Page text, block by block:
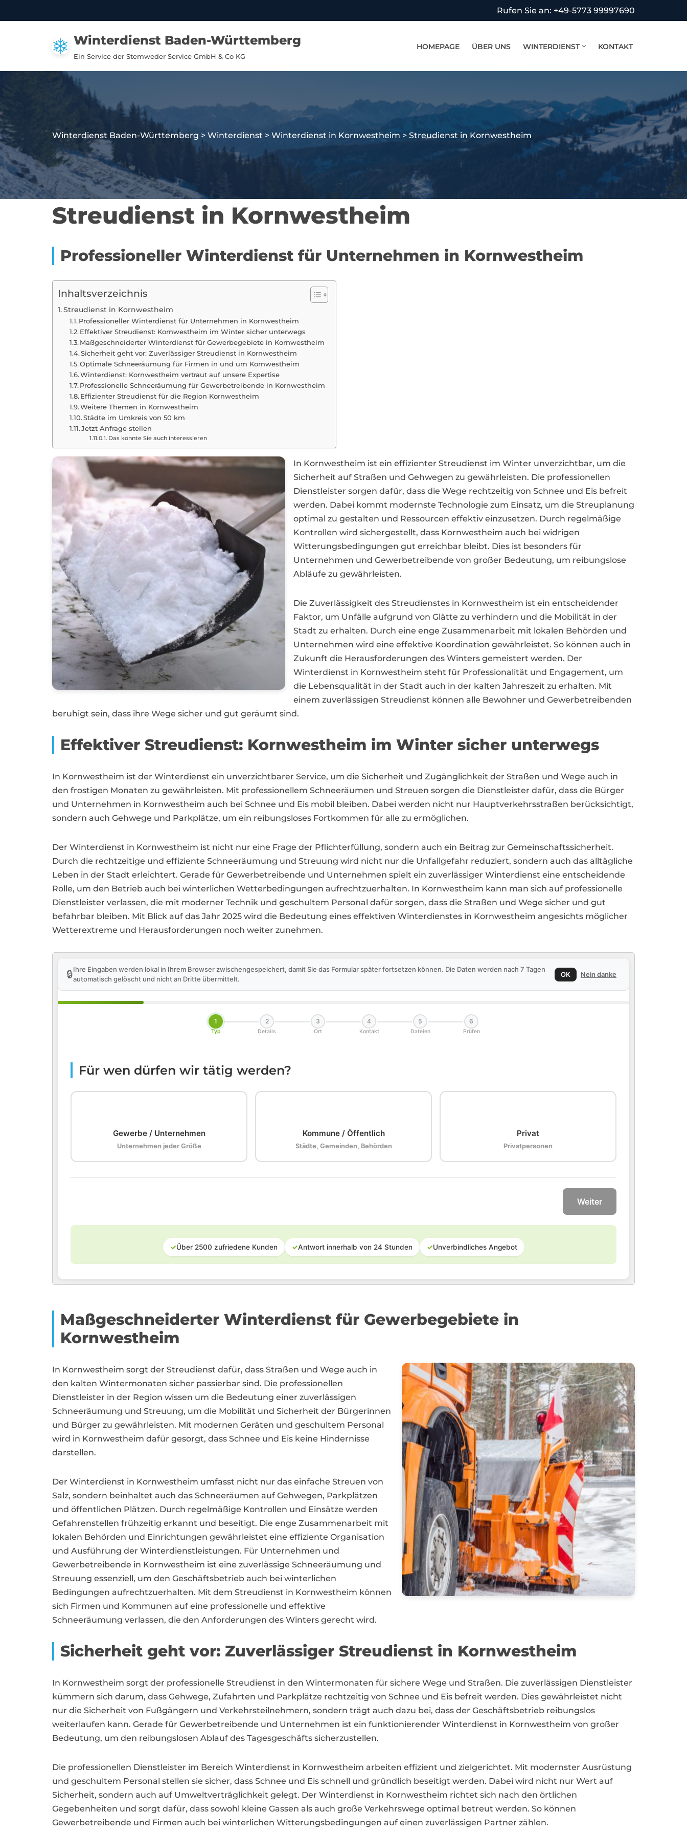
Rufen Sie an: +49-5773 99997690
Winterdienst Baden-Württemberg
Ein Service der Stemweder Service GmbH & Co KG
HOMEPAGE ÜBER UNS WINTERDIENST KONTAKT
Winterdienst Baden-Württemberg > Winterdienst > Winterdienst in Kornwestheim > Streudienst in Kornwestheim
Streudienst in Kornwestheim
Professioneller Winterdienst für Unternehmen in Kornwestheim
Inhaltsverzeichnis
Streudienst in Kornwestheim
Professioneller Winterdienst für Unternehmen in Kornwestheim
Effektiver Streudienst: Kornwestheim im Winter sicher unterwegs
Maßgeschneiderter Winterdienst für Gewerbegebiete in Kornwestheim
Sicherheit geht vor: Zuverlässiger Streudienst in Kornwestheim
Optimale Schneeräumung für Firmen in und um Kornwestheim
Winterdienst: Kornwestheim vertraut auf unsere Expertise
Professionelle Schneeräumung für Gewerbetreibende in Kornwestheim
Effizienter Streudienst für die Region Kornwestheim
Weitere Themen in Kornwestheim
Städte im Umkreis von 50 km
Jetzt Anfrage stellen
Das könnte Sie auch interessieren
In Kornwestheim ist ein effizienter Streudienst im Winter unverzichtbar, um die
Sicherheit auf Straßen und Gehwegen zu gewährleisten. Die professionellen
Dienstleister sorgen dafür, dass die Wege rechtzeitig von Schnee und Eis befreit
werden. Dabei kommt modernste Technologie zum Einsatz, um die Streuplanung
optimal zu gestalten und Ressourcen effektiv einzusetzen. Durch regelmäßige
Kontrollen wird sichergestellt, dass Kornwestheim auch bei widrigen
Witterungsbedingungen gut erreichbar bleibt. Dies ist besonders für
Unternehmen und Gewerbetreibende von großer Bedeutung, um reibungslose
Abläufe zu gewährleisten.
Die Zuverlässigkeit des Streudienstes in Kornwestheim ist ein entscheidender
Faktor, um Unfälle aufgrund von Glätte zu verhindern und die Mobilität in der
Stadt zu erhalten. Durch eine enge Zusammenarbeit mit lokalen Behörden und
Unternehmen wird eine effektive Koordination gewährleistet. So können auch in
Zukunft die Herausforderungen des Winters gemeistert werden. Der
Winterdienst in Kornwestheim steht für Professionalität und Engagement, um
die Lebensqualität in der Stadt auch in der kalten Jahreszeit zu erhalten. Mit
einem zuverlässigen Streudienst können alle Bewohner und Gewerbetreibenden
beruhigt sein, dass ihre Wege sicher und gut geräumt sind.
Effektiver Streudienst: Kornwestheim im Winter sicher unterwegs
In Kornwestheim ist der Winterdienst ein unverzichtbarer Service, um die Sicherheit und Zugänglichkeit der Straßen und Wege auch in
den frostigen Monaten zu gewährleisten. Mit professionellem Schneeräumen und Streuen sorgen die Dienstleister dafür, dass die Bürger
und Unternehmen in Kornwestheim auch bei Schnee und Eis mobil bleiben. Dabei werden nicht nur Hauptverkehrsstraßen berücksichtigt,
sondern auch Gehwege und Parkplätze, um ein reibungsloses Fortkommen für alle zu ermöglichen.
Der Winterdienst in Kornwestheim ist nicht nur eine Frage der Pflichterfüllung, sondern auch ein Beitrag zur Gemeinschaftssicherheit.
Durch die rechtzeitige und effiziente Schneeräumung und Streuung wird nicht nur die Unfallgefahr reduziert, sondern auch das alltägliche
Leben in der Stadt erleichtert. Gerade für Gewerbetreibende und Unternehmen spielt ein zuverlässiger Winterdienst eine entscheidende
Rolle, um den Betrieb auch bei winterlichen Wetterbedingungen aufrechtzuerhalten. In Kornwestheim kann man sich auf professionelle
Dienstleister verlassen, die mit moderner Technik und geschultem Personal dafür sorgen, dass die Straßen und Wege sicher und gut
befahrbar bleiben. Mit Blick auf das Jahr 2025 wird die Bedeutung eines effektiven Winterdienstes in Kornwestheim angesichts möglicher
Wetterextreme und Herausforderungen noch weiter zunehmen.
🔒Ihre Eingaben werden lokal in Ihrem Browser zwischengespeichert, damit Sie das Formular später fortsetzen können. Die Daten werden nach 7 Tagen
automatisch gelöscht und nicht an Dritte übermittelt.
OK Nein danke
1
Typ
2
Details
3
Ort
4
Kontakt
5
Dateien
6
Prüfen
Für wen dürfen wir tätig werden?
Gewerbe / Unternehmen
Unternehmen jeder Größe
Kommune / Öffentlich
Städte, Gemeinden, Behörden
Privat
Privatpersonen
Weiter
✓Über 2500 zufriedene Kunden ✓Antwort innerhalb von 24 Stunden ✓Unverbindliches Angebot
Maßgeschneiderter Winterdienst für Gewerbegebiete in
Kornwestheim
In Kornwestheim sorgt der Streudienst dafür, dass Straßen und Wege auch in
den kalten Wintermonaten sicher passierbar sind. Die professionellen
Dienstleister in der Region wissen um die Bedeutung einer zuverlässigen
Schneeräumung und Streuung, um die Mobilität und Sicherheit der Bürgerinnen
und Bürger zu gewährleisten. Mit modernen Geräten und geschultem Personal
wird in Kornwestheim dafür gesorgt, dass Schnee und Eis keine Hindernisse
darstellen.
Der Winterdienst in Kornwestheim umfasst nicht nur das einfache Streuen von
Salz, sondern beinhaltet auch das Schneeräumen auf Gehwegen, Parkplätzen
und öffentlichen Plätzen. Durch regelmäßige Kontrollen und Einsätze werden
Gefahrenstellen frühzeitig erkannt und beseitigt. Die enge Zusammenarbeit mit
lokalen Behörden und Einrichtungen gewährleistet eine effiziente Organisation
und Ausführung der Winterdienstleistungen. Für Unternehmen und
Gewerbetreibende in Kornwestheim ist eine zuverlässige Schneeräumung und
Streuung essenziell, um den Geschäftsbetrieb auch bei winterlichen
Bedingungen aufrechtzuerhalten. Mit dem Streudienst in Kornwestheim können
sich Firmen und Kommunen auf eine professionelle und effektive
Schneeräumung verlassen, die den Anforderungen des Winters gerecht wird.
Sicherheit geht vor: Zuverlässiger Streudienst in Kornwestheim
In Kornwestheim sorgt der professionelle Streudienst in den Wintermonaten für sichere Wege und Straßen. Die zuverlässigen Dienstleister
kümmern sich darum, dass Gehwege, Zufahrten und Parkplätze rechtzeitig von Schnee und Eis befreit werden. Dies gewährleistet nicht
nur die Sicherheit von Fußgängern und Verkehrsteilnehmern, sondern trägt auch dazu bei, dass der Geschäftsbetrieb reibungslos
weiterlaufen kann. Gerade für Gewerbetreibende und Unternehmen ist ein funktionierender Winterdienst in Kornwestheim von großer
Bedeutung, um den reibungslosen Ablauf des Tagesgeschäfts sicherzustellen.
Die professionellen Dienstleister im Bereich Winterdienst in Kornwestheim arbeiten effizient und zielgerichtet. Mit modernster Ausrüstung
und geschultem Personal stellen sie sicher, dass Schnee und Eis schnell und gründlich beseitigt werden. Dabei wird nicht nur Wert auf
Sicherheit, sondern auch auf Umweltverträglichkeit gelegt. Der Winterdienst in Kornwestheim richtet sich nach den örtlichen
Gegebenheiten und sorgt dafür, dass sowohl kleine Gassen als auch große Verkehrswege optimal betreut werden. So können
Gewerbetreibende und Firmen auch bei winterlichen Witterungsbedingungen auf einen zuverlässigen Partner zählen.